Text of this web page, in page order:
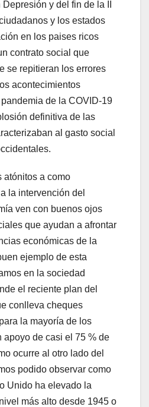
y del fin de la II
y los estados
en los paises ricos
contrato social que
se repitieran los errores
acontecimientos
de la COVID-19
definitiva de las
al gasto social
atónitos a como
la intervención del
ven con buenos ojos
que ayudan a afrontar
económicas de la
ejemplo de esta
en la sociedad
el reciente plan del
conlleva cheques
la mayoría de los
apoyo de casi el 75 % de
ocurre al otro lado del
podido observar como
Unido ha elevado la
más alto desde 1945 o